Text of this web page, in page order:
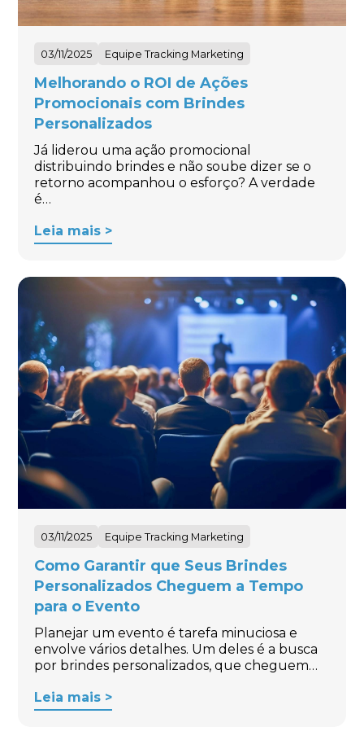
03/11/2025 Equipe Tracking Marketing
Melhorando o ROI de Ações
Promocionais com Brindes
Personalizados
Já liderou uma ação promocional
distribuindo brindes e não soube dizer se o
retorno acompanhou o esforço? A verdade
é…
Leia mais >
03/11/2025 Equipe Tracking Marketing
Como Garantir que Seus Brindes
Personalizados Cheguem a Tempo
para o Evento
Planejar um evento é tarefa minuciosa e
envolve vários detalhes. Um deles é a busca
por brindes personalizados, que cheguem…
Leia mais >